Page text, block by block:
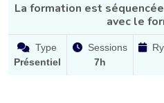
La formation est
avec le
Type
Présentiel
Sessions
7h